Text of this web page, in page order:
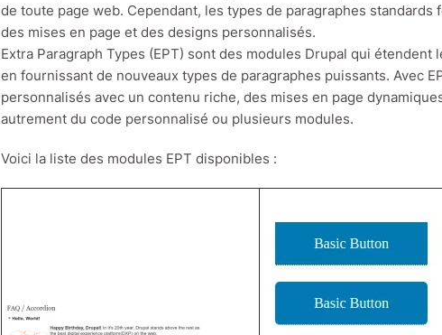
de toute page web. Cependant, les types de paragraphes
des mises en page et des designs personnalisés.
Extra Paragraph Types (EPT) sont des modules Drupal qui
en fournissant de nouveaux types de paragraphes puissants. Avec
personnalisés avec un contenu riche, des mises en page
autrement du code personnalisé ou plusieurs modules.
Voici la liste des modules EPT disponibles :
Image
Image